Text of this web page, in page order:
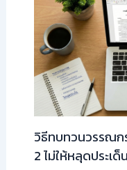
วิธีทบทวนวรรณก
2 ไม่ให้หลุดประเด็น